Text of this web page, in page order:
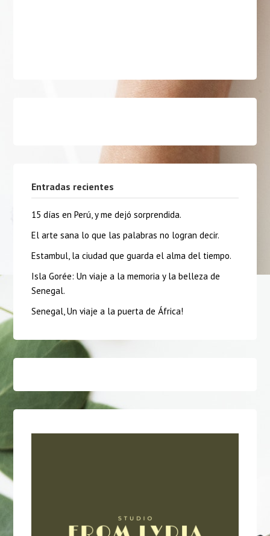
Entradas recientes
15 días en Perú, y me dejó sorprendida.
El arte sana lo que las palabras no logran decir.
Estambul, la ciudad que guarda el alma del tiempo.
Isla Gorée: Un viaje a la memoria y la belleza de
Senegal.
Senegal, Un viaje a la puerta de África!